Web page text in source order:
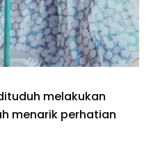
melakukan
menarik perhatian